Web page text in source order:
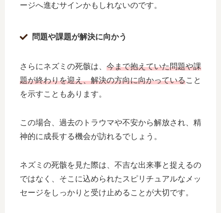
ージへ進むサインかもしれないのです。
問題や課題が解決に向かう
さらにネズミの死骸は、 今まで抱えていた問題や課
題が終わりを迎え、解決の方向に向かっていること
を示すこともあります。
この場合、過去のトラウマや不安から解放され、精
神的に成長する機会が訪れるでしょう。
ネズミの死骸を見た際は、不吉な出来事と捉えるの
ではなく、そこに込められたスピリチュアルなメッ
セージをしっかりと受け止めることが大切です。